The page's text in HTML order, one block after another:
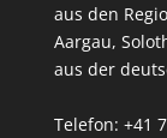
aus den
Aargau,
aus der
Telefon: +41